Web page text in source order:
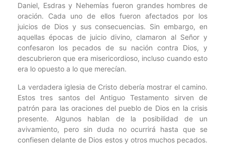
Daniel, Esdras y Nehemías fueron grandes hombres de
oración. Cada uno de ellos fueron afectados por los
juicios de Dios y sus consecuencias. Sin embargo, en
aquellas épocas de juicio divino, clamaron al Señor y
confesaron los pecados de su nación contra Dios, y
descubrieron que era misericordioso, incluso cuando esto
era lo opuesto a lo que merecían.
La verdadera iglesia de Cristo debería mostrar el camino.
Estos tres santos del Antiguo Testamento sirven de
patrón para las oraciones del pueblo de Dios en la crisis
presente. Algunos hablan de la posibilidad de un
avivamiento, pero sin duda no ocurrirá hasta que se
confiesen delante de Dios estos y otros muchos pecados.